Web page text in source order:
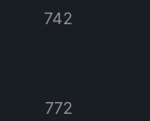
742
772